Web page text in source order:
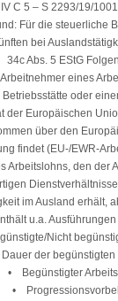
C 5 – S 2293/19/
Für die steuerliche
bei
34c Abs. 5 EStG
eines
oder
der Europäischen
über den
findet (EU-/EWR-
Arbeitslohns, den der
im Ausland erhält,
u.a.
Nicht
der begünstigten
• Begünstigter
•